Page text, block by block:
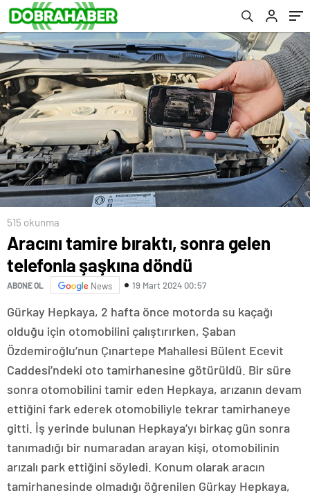
515 okunma
Aracını tamire bıraktı, sonra gelen
telefonla şaşkına döndü
ABONE OL News 19 Mart 2024 00:57
Gürkay Hepkaya, 2 hafta önce motorda su kaçağı
olduğu için otomobilini çalıştırırken, Şaban
Özdemiroğlu’nun Çınartepe Mahallesi Bülent Ecevit
Caddesi’ndeki oto tamirhanesine götürüldü. Bir süre
sonra otomobilini tamir eden Hepkaya, arızanın devam
ettiğini fark ederek otomobiliyle tekrar tamirhaneye
gitti. İş yerinde bulunan Hepkaya’yı birkaç gün sonra
tanımadığı bir numaradan arayan kişi, otomobilinin
arızalı park ettiğini söyledi. Konum olarak aracın
tamirhanesinde olmadığı öğrenilen Gürkay Hepkaya,